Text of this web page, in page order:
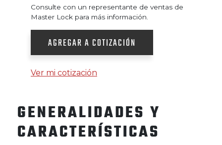
Consulte con un representante de ventas de
Master Lock para más información.
AGREGAR A COTIZACIÓN
Ver mi cotización
GENERALIDADES Y
CARACTERÍSTICAS